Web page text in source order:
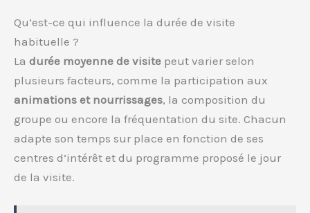
Qu’est-ce qui influence la durée de visite
habituelle ?
La durée moyenne de visite peut varier selon
plusieurs facteurs, comme la participation aux
animations et nourrissages, la composition du
groupe ou encore la fréquentation du site. Chacun
adapte son temps sur place en fonction de ses
centres d’intérêt et du programme proposé le jour
de la visite.